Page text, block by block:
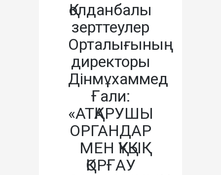
Қолданбалы
зерттеулер
Орталығының
директоры
Дінмұхаммед
Ғали:
«АТҚАРУШЫ
ОРГАНДАР
МЕН ҚҰҚЫҚ
ҚОРҒАУ